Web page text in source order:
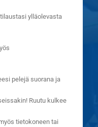
ylläolevasta
pelejä suorana ja
Ruutu kulkee
tietokoneen tai